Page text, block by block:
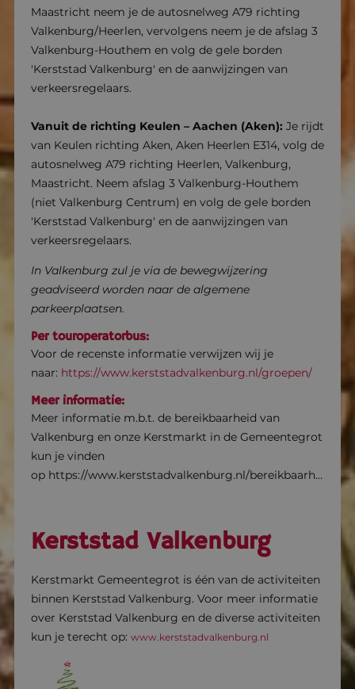
Maastricht neem je de autosnelweg A79 richting
Valkenburg/Heerlen, vervolgens neem je de afslag 3
Valkenburg-Houthem en volg de gele borden
'Kerststad Valkenburg' en de aanwijzingen van
verkeersregelaars.
Vanuit de richting Keulen – Aachen (Aken): Je rijdt
van Keulen richting Aken, Aken Heerlen E314, volg de
autosnelweg A79 richting Heerlen, Valkenburg,
Maastricht. Neem afslag 3 Valkenburg-Houthem
(niet Valkenburg Centrum) en volg de gele borden
'Kerststad Valkenburg' en de aanwijzingen van
verkeersregelaars.
In Valkenburg zul je via de bewegwijzering
geadviseerd worden naar de algemene
parkeerplaatsen.
Per touroperatorbus:
Voor de recenste informatie verwijzen wij je
naar: https://www.kerststadvalkenburg.nl/groepen/
Meer informatie:
Meer informatie m.b.t. de bereikbaarheid van
Valkenburg en onze Kerstmarkt in de Gemeentegrot
kun je vinden
op https://www.kerststadvalkenburg.nl/bereikbaarheid/
Kerststad Valkenburg
Kerstmarkt Gemeentegrot is één van de activiteiten
binnen Kerststad Valkenburg. Voor meer informatie
over Kerststad Valkenburg en de diverse activiteiten
kun je terecht op: www.kerststadvalkenburg.nl